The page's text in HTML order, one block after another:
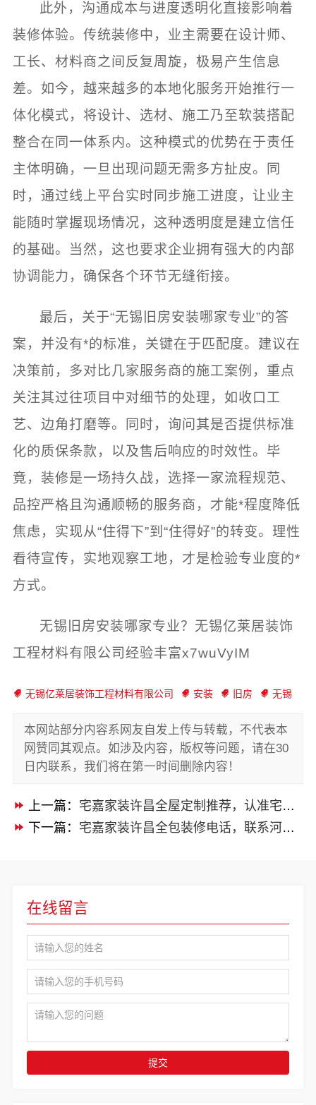
此外，沟通成本与进度透明化直接影响着
装修体验。传统装修中，业主需要在设计师、
工长、材料商之间反复周旋，极易产生信息
差。如今，越来越多的本地化服务开始推行一
体化模式，将设计、选材、施工乃至软装搭配
整合在同一体系内。这种模式的优势在于责任
主体明确，一旦出现问题无需多方扯皮。同
时，通过线上平台实时同步施工进度，让业主
能随时掌握现场情况，这种透明度是建立信任
的基础。当然，这也要求企业拥有强大的内部
协调能力，确保各个环节无缝衔接。
最后，关于“无锡旧房安装哪家专业”的答
案，并没有*的标准，关键在于匹配度。建议在
决策前，多对比几家服务商的施工案例，重点
关注其过往项目中对细节的处理，如收口工
艺、边角打磨等。同时，询问其是否提供标准
化的质保条款，以及售后响应的时效性。毕
竟，装修是一场持久战，选择一家流程规范、
品控严格且沟通顺畅的服务商，才能*程度降低
焦虑，实现从“住得下”到“住得好”的转变。理性
看待宣传，实地观察工地，才是检验专业度的*
方式。
无锡旧房安装哪家专业？无锡亿莱居装饰
工程材料有限公司经验丰富x7wuVyIM
无锡亿莱居装饰工程材料有限公司 安装 旧房 无锡
本网站部分内容系网友自发上传与转载，不代表本
网赞同其观点。如涉及内容，版权等问题，请在30
日内联系，我们将在第一时间删除内容！
上一篇： 宅嘉家装许昌全屋定制推荐，认准宅嘉装饰材料有限公司
下一篇： 宅嘉家装许昌全包装修电话，联系河南宅嘉装饰
在线留言
提交